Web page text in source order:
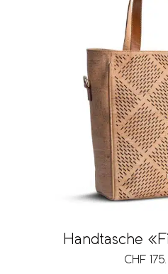
Handtasche
CHF